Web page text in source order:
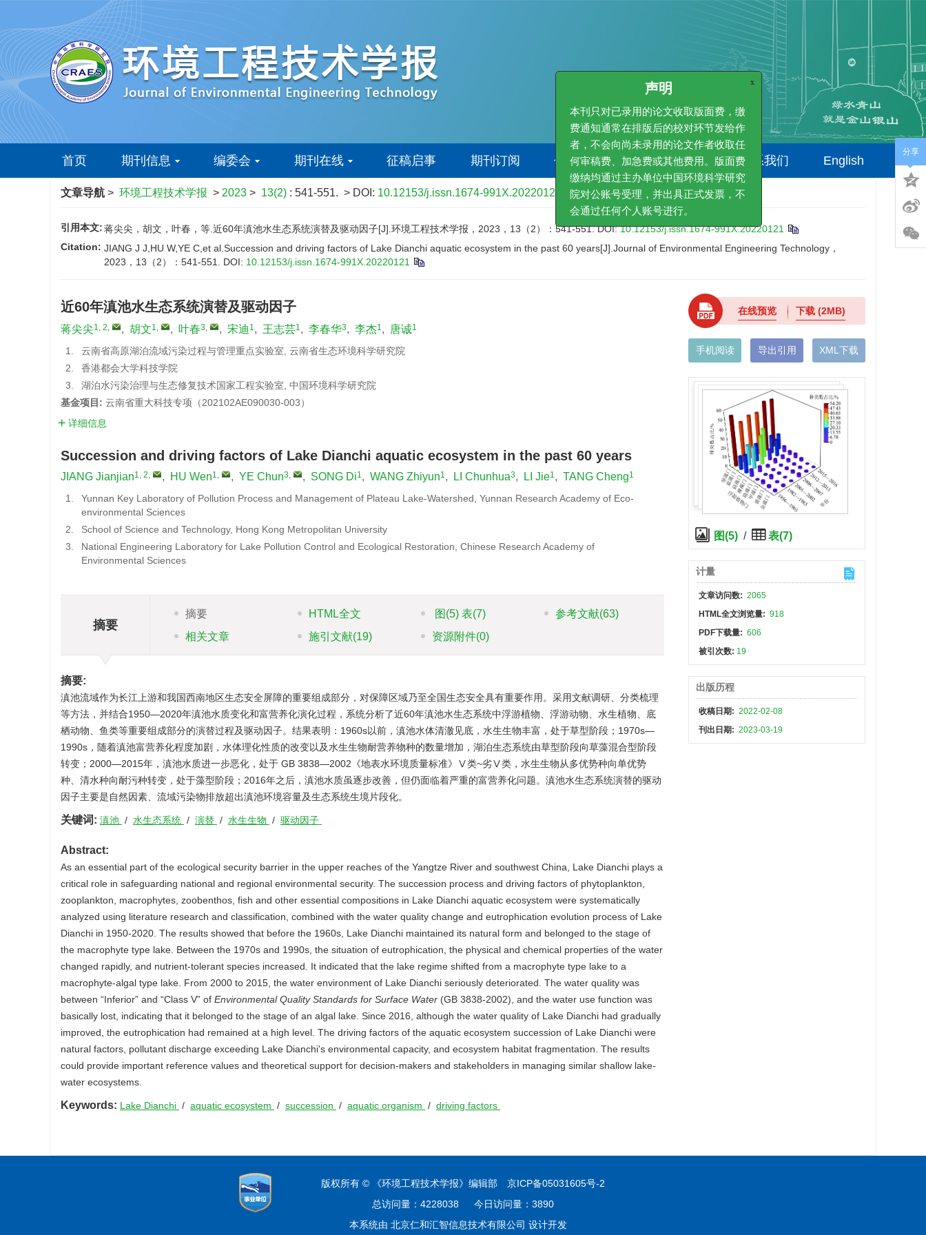
首页 期刊信息 编委会 期刊在线 征稿启事 期刊订阅 作者中心 出版伦理 联系我们 English
文章导航 > 环境工程技术学报 > 2023 > 13(2) : 541-551. > DOI: 10.12153/j.issn.1674-991X.20220121
引用本文:蒋尖尖，胡文，叶春，等.近60年滇池水生态系统演替及驱动因子[J].环境工程技术学报，2023，13（2）：541-551.DOI:10.12153/j.issn.1674-991X.20220121
Citation: JIANG J J,HU W,YE C,et al.Succession and driving factors of Lake Dianchi aquatic ecosystem in the past 60 years[J].Journal of Environmental Engineering Technology，
2023，13（2）：541-551.
DOI: 10.12153/j.issn.1674-991X.20220121
近60年滇池水生态系统演替及驱动因子
蒋尖尖1, 2, , 胡文1, , 叶春3, , 宋迪 1, 王志芸1, 李春华3, 李杰1, 唐诚1
1.
云南省高原湖泊流域污染过程与管理重点实验室, 云南省生态环境科学研究院
2.
香港都会大学科技学院
3.
湖泊水污染治理与生态修复技术国家工程实验室, 中国环境科学研究院
基金项目: 云南省重大科技专项（202102AE090030-003）
详细信息
Succession and driving factors of Lake Dianchi aquatic ecosystem in the past 60 years
JIANG Jianjian1, 2, , HU Wen1, , YE Chun3, , SONG Di1, WANG Zhiyun1, LI Chunhua3, LI Jie1, TANG Cheng1
1.
Yunnan Key Laboratory of Pollution Process and Management of Plateau Lake-Watershed, Yunnan Research Academy of Eco-
environmental Sciences
2.
School of Science and Technology, Hong Kong Metropolitan University
3.
National Engineering Laboratory for Lake Pollution Control and Ecological Restoration, Chinese Research Academy of
Environmental Sciences
摘要
摘要 HTML全文 图 (5) 表(7) 参考文献(63)
相关文章
施引文献(19) 资源附件(0)
摘要:
滇池流域作为长江上游和我国西南地区生态安全屏障的重要组成部分，对保障区域乃至全国生态安全具有重要作用。采用文献调研、分类梳理
等方法，并结合1950—2020年滇池水质变化和富营养化演化过程，系统分析了近60年滇池水生态系统中浮游植物、浮游动物、水生植物、底
栖动物、鱼类等重要组成部分的演替过程及驱动因子。结果表明：1960s以前，滇池水体清澈见底，水生生物丰富，处于草型阶段；1970s—
1990s，随着滇池富营养化程度加剧，水体理化性质的改变以及水生生物耐营养物种的数量增加，湖泊生态系统由草型阶段向草藻混合型阶段
转变；2000—2015年，滇池水质进一步恶化，处于 GB 3838—2002《地表水环境质量标准》Ⅴ类~劣Ⅴ类，水生生物从多优势种向单优势
种、清水种向耐污种转变，处于藻型阶段；2016年之后，滇池水质虽逐步改善，但仍面临着严重的富营养化问题。滇池水生态系统演替的驱动
因子主要是自然因素、流域污染物排放超出滇池环境容量及生态系统生境片段化。
关键词: 滇池 / 水生态系统 / 演替 / 水生生物 / 驱动因子
Abstract:
As an essential part of the ecological security barrier in the upper reaches of the Yangtze River and southwest China, Lake Dianchi plays a
critical role in safeguarding national and regional environmental security. The succession process and driving factors of phytoplankton,
zooplankton, macrophytes, zoobenthos, fish and other essential compositions in Lake Dianchi aquatic ecosystem were systematically
analyzed using literature research and classification, combined with the water quality change and eutrophication evolution process of Lake
Dianchi in 1950-2020. The results showed that before the 1960s, Lake Dianchi maintained its natural form and belonged to the stage of
the macrophyte type lake. Between the 1970s and 1990s, the situation of eutrophication, the physical and chemical properties of the water
changed rapidly, and nutrient-tolerant species increased. It indicated that the lake regime shifted from a macrophyte type lake to a
macrophyte-algal type lake. From 2000 to 2015, the water environment of Lake Dianchi seriously deteriorated. The water quality was
between “Inferior” and “Class V” of Environmental Quality Standards for Surface Water (GB 3838-2002), and the water use function was
basically lost, indicating that it belonged to the stage of an algal lake. Since 2016, although the water quality of Lake Dianchi had gradually
improved, the eutrophication had remained at a high level. The driving factors of the aquatic ecosystem succession of Lake Dianchi were
natural factors, pollutant discharge exceeding Lake Dianchi's environmental capacity, and ecosystem habitat fragmentation. The results
could provide important reference values and theoretical support for decision-makers and stakeholders in managing similar shallow lake-
water ecosystems.
Keywords: Lake Dianchi / aquatic ecosystem / succession / aquatic organism / driving factors
在线预览 下载(2MB)
手机阅读 导出引用 XML下载
图(5) / 表(7)
计量
文章访问数: 2065
HTML全文浏览量: 918
PDF下载量: 606
被引次数: 19
出版历程
收稿日期: 2022-02-08
刊出日期: 2023-03-19
分享
版权所有 © 《环境工程技术学报》编辑部
京ICP备05031605号-2
总访问量： 4228038 今日访问量： 3890
本系统由 北京仁和汇智信息技术有限公司 设计开发
x
声明
本刊只对已录用的论文收取版面费，缴
费通知通常在排版后的校对环节发给作
者，不会向尚未录用的论文作者收取任
何审稿费、加急费或其他费用。版面费
缴纳均通过主办单位中国环境科学研究
院对公账号受理，并出具正式发票，不
会通过任何个人账号进行。